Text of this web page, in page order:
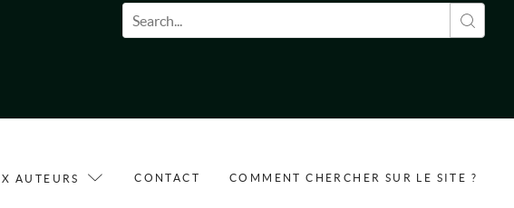
Formulaire de recherche
AUTEURS CONTACT COMMENT CHERCHER SUR LE SITE ?